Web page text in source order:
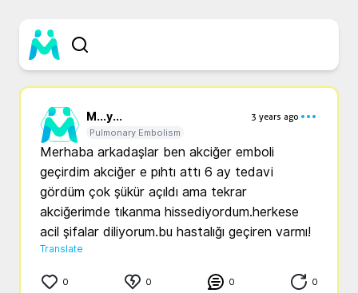
M...y...
3 years ago
Pulmonary Embolism
Merhaba arkadaşlar ben akciğer emboli
geçirdim akciğer e pıhtı attı 6 ay tedavi
gördüm çok şükür açıldı ama tekrar
akciğerimde tıkanma hissediyordum.herkese
acil şifalar diliyorum.bu hastalığı geçiren varmı!
Translate
0 0 0 0